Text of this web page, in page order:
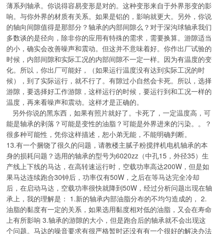
薄系列轴承。你说得容易变形是对的。这种变形来自于外界形变的影
响。与你外界的材质有关系。如果是铝的，影响就更大。另外，你说
的轴向间隙值得是那部分？轴承的内部间隙么？对于深沟球轴承我们
多数谈的是径向，除非你的应用有特殊的需求，需要换算。游隙适当
的小，确实会改善噪声和震动。但这并不意味着好。你作出厂试验的
时候，内部间隙和实际工况的内部间隙不一定一样。因为有温度的变
化。所以，你出厂可能好，（如果运行温度没有达到实际工况的时
候），到了实际运行，就不行了。有隙过小自然会卡死。所以，选择
游隙，要选择好工作游隙，这样运行的时候，要运行到和工况一样的
温度，再来看噪声和震动。这样才是正确的。
另外你说的黑东西，如果有照片就好了。卡死了，一定温度高，可
能是轴承的剥落？可能是变性的油脂？可能是外界进来的污染。。？
很多种可能性，凭你这样描述，恕小弟无能，不能明确判断。
13.有一个捆饶了很久的问题，请教楼主腻子粉搅拌机电机轴承的本
身的损耗问题？选用的轴承的型号为6020zz（中孔15，外径35）生
产线上下线的马达，在高转速运行时，空载功率高达200W，但是如
果马达连续跑合30钟后，功率仅有50W，之后在等马达完全冷却
后，在启动马达，空载功率很快就降到50W，经过分析问题出现在轴
承上，我的理解是： 1.新的轴承内部油脂分布的不均匀造成的， 2.
油脂的黏度有一定的关系，如果选用黏度相对低的油脂，又会在寿命
上有所影响 3.轴承的游隙的大小，但是跑合后的轴承就不会出现这
个问题。马达的噪音要求有很严格暂时还没有有一个很好的解决办法